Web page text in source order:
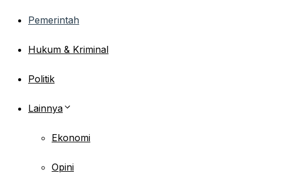
Pemerintah
Hukum & Kriminal
Politik
Lainnya
Ekonomi
Opini